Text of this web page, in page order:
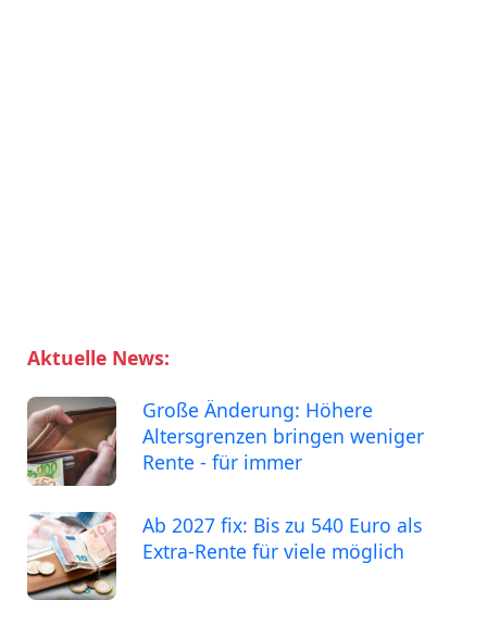
Aktuelle News:
Große Änderung: Höhere
Altersgrenzen bringen weniger
Rente - für immer
Ab 2027 fix: Bis zu 540 Euro als
Extra-Rente für viele möglich